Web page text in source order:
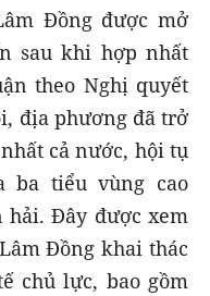
Đồng được mở
sau khi hợp nhất
theo Nghị quyết
địa phương đã trở
cả nước, hội tụ
tiểu vùng cao
hải. Đây được xem
Đồng khai thác
chủ lực, bao gồm